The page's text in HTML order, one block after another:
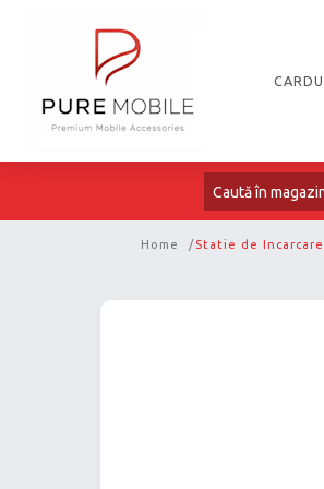
Home /Statie de